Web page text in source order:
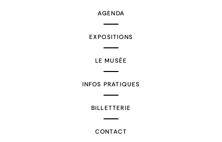
AGENDA
EXPOSITIONS
LE MUSÉE
INFOS PRATIQUES
BILLETTERIE
CONTACT